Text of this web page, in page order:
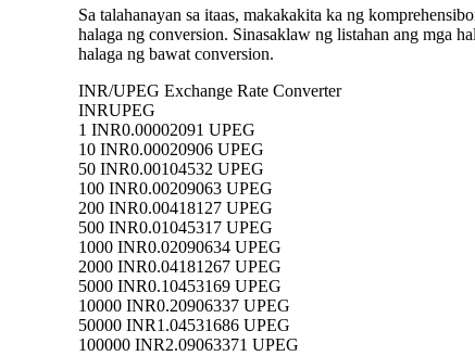
Sa talahanayan sa itaas, makakakita ka ng
halaga ng conversion. Sinasaklaw ng listahan ang mga
halaga ng bawat conversion.
INR/UPEG Exchange Rate Converter
INRUPEG
1 INR0.00002091 UPEG
10 INR0.00020906 UPEG
50 INR0.00104532 UPEG
100 INR0.00209063 UPEG
200 INR0.00418127 UPEG
500 INR0.01045317 UPEG
1000 INR0.02090634 UPEG
2000 INR0.04181267 UPEG
5000 INR0.10453169 UPEG
10000 INR0.20906337 UPEG
50000 INR1.04531686 UPEG
100000 INR2.09063371 UPEG